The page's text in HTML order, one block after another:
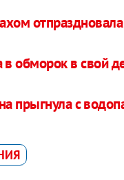
обморок в свой
прыгнула с